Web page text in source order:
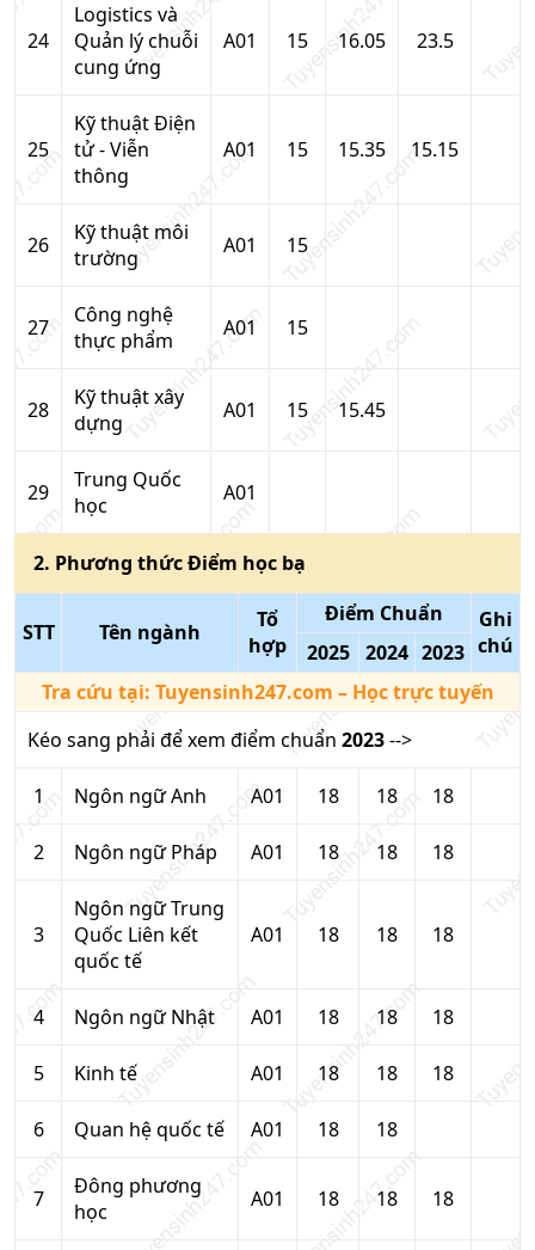
24
Logistics và
Quản lý chuỗi
cung ứng
A01 15 16.05 23.5
25
Kỹ thuật Điện
tử - Viễn
thông
A01 15 15.35 15.15
26
Kỹ thuật môi
trường
A01 15
27
Công nghệ
thực phẩm
A01 15
28
Kỹ thuật xây
dựng
A01 15 15.45
29
Trung Quốc
học
A01
2. Phương thứcĐiểm học bạ
STT Tên ngành
Tổ
hợp
Điểm Chuẩn
Ghi
chú
2025 2024 2023
Tra cứu tại: Tuyensinh247.com – Học trực tuyến
Kéo sang phải để xem điểm chuẩn 2023-->
1 Ngôn ngữ Anh A01 18 18 18
2 Ngôn ngữ Pháp A01 18 18 18
3
Ngôn ngữ Trung
Quốc Liên kết
quốc tế
A01 18 18 18
4 Ngôn ngữ Nhật A01 18 18 18
5 Kinh tế A01 18 18 18
6 Quan hệ quốc tế A01 18 18
7
Đông phương
học
A01 18 18 18